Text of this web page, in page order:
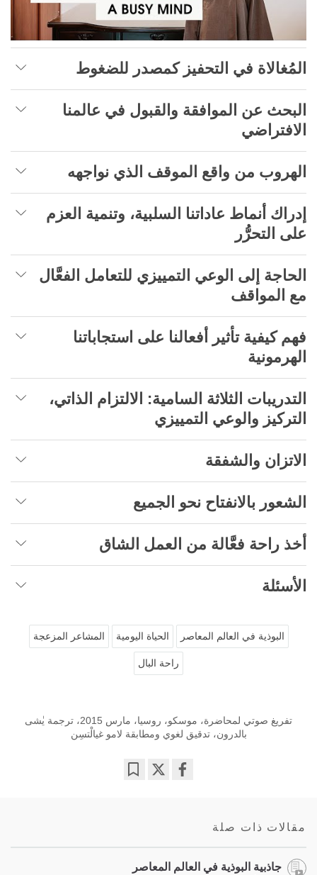
المُغالاة في التحفيز كمصدر للضغوط
البحث عن الموافقة والقبول في عالمنا
الافتراضي
الهروب من واقع الموقف الذي نواجهه
إدراك أنماط عاداتنا السلبية، وتنمية العزم
على التحرُّر
الحاجة إلى الوعي التمييزي للتعامل الفعَّال
مع المواقف
فهم كيفية تأثير أفعالنا على استجاباتنا
الهرمونية
التدريبات الثلاثة السامية: الالتزام الذاتي،
التركيز والوعي التمييزي
الاتزان والشفقة
الشعور بالانفتاح نحو الجميع
أخذ راحة فعَّالة من العمل الشاق
الأسئلة
البوذية في العالم المعاصر الحياة اليومية المشاعر المزعجة
راحة البال
تفريغ صوتي لمحاضرة، موسكو، روسيا، مارس 2015، ترجمة يٰشى
بالدرون، تدقيق لغوي ومطابقة لامو غيالْتسِن
مقالات ذات صلة
جاذبية البوذية في العالم المعاصر